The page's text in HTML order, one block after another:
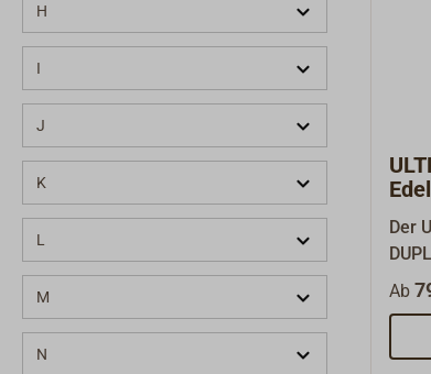
H
I
J
K
L
M
N
Der
Die
Ab